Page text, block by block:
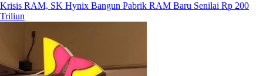
Krisis RAM, SK Hynix Bangun Pabrik RAM Baru Senilai Rp 200
Triliun